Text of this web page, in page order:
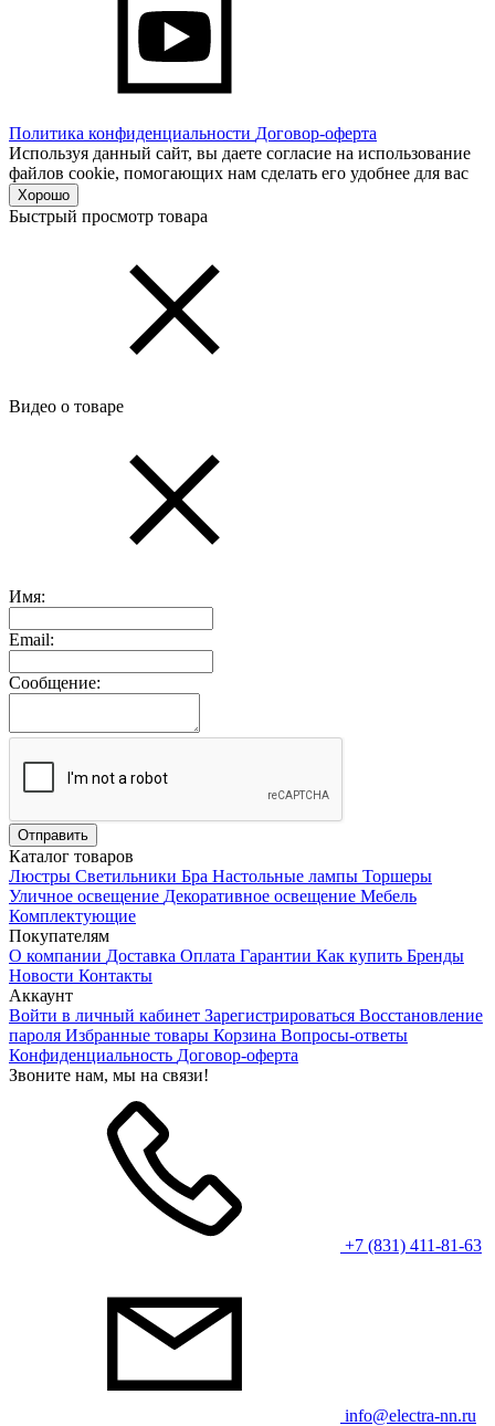
Политика конфиденциальности Договор-оферта
Используя данный сайт, вы даете согласие на использование
файлов cookie, помогающих нам сделать его удобнее для вас
Хорошо
Быстрый просмотр товара
Видео о товаре
Имя:
Email:
Сообщение:
Каталог товаров
Люстры Светильники Бра Настольные лампы Торшеры
Уличное освещение Декоративное освещение Мебель
Комплектующие
Покупателям
О компании Доставка Оплата Гарантии Как купить Бренды
Новости Контакты
Аккаунт
Войти в личный кабинет Зарегистрироваться Восстановление
пароля Избранные товары Корзина Вопросы-ответы
Конфиденциальность Договор-оферта
Звоните нам, мы на связи!
+7 (831) 411-81-63
info@electra-nn.ru